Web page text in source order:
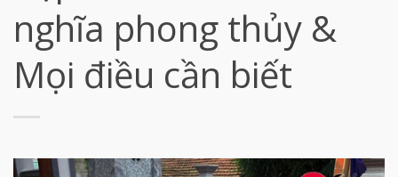
nghĩa phong thủy &
Mọi điều cần biết